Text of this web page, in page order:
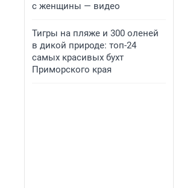
с женщины — видео
Тигры на пляже и 300 оленей
в дикой природе: топ-24
самых красивых бухт
Приморского края